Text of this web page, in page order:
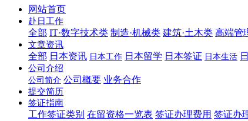
网站首页
赴日工作
全部 IT·数字技术类 制造·机械类 建筑·土木类 高端管
文章资讯
全部 日本资讯 日本工作 日本留学 日本签证 日本生活
公司介绍
公司简介 公司概要 业务合作
提交简历
签证指南
工作签证类别 在留资格一览表 签证办理费用 签证办